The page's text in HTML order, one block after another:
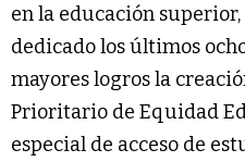
en la educación
dedicado los últimos
mayores logros la
Prioritario de Equidad
especial de acceso de